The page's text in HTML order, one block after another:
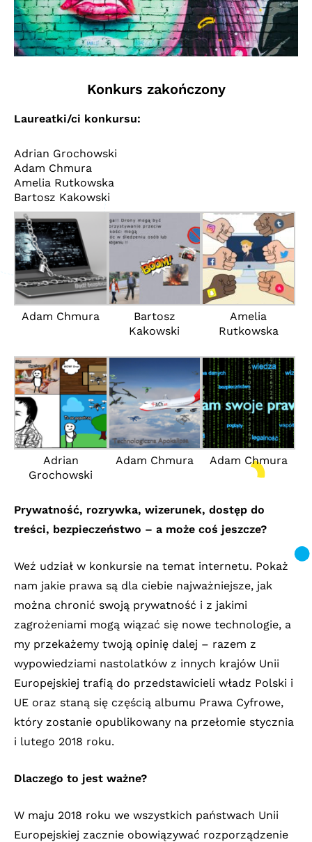
Konkurs zakończony
Laureatki/ci konkursu:
Adrian Grochowski
Adam Chmura
Amelia Rutkowska
Bartosz Kakowski
Adam Chmura
Bartosz
Kakowski
Amelia
Rutkowska
Adrian
Grochowski
Adam Chmura Adam Chmura
Prywatność, rozrywka, wizerunek, dostęp do
treści, bezpieczeństwo – a może coś jeszcze?
Weź udział w konkursie na temat internetu. Pokaż
nam jakie prawa są dla ciebie najważniejsze, jak
można chronić swoją prywatność i z jakimi
zagrożeniami mogą wiązać się nowe technologie, a
my przekażemy twoją opinię dalej – razem z
wypowiedziami nastolatków z innych krajów Unii
Europejskiej trafią do przedstawicieli władz Polski i
UE oraz staną się częścią albumu Prawa Cyfrowe,
który zostanie opublikowany na przełomie stycznia
i lutego 2018 roku.
Dlaczego to jest ważne?
W maju 2018 roku we wszystkich państwach Unii
Europejskiej zacznie obowiązywać rozporządzenie